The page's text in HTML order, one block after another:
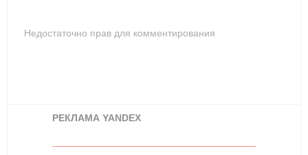
Недостаточно прав для комментирования
РЕКЛАМА YANDEX